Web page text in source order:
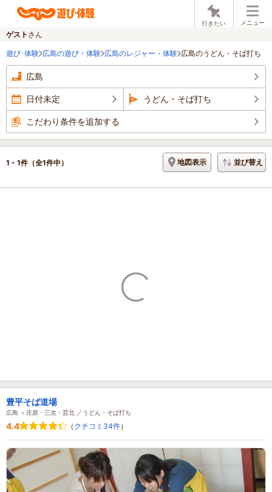
行きたい メニュー
ゲスト さん
遊び･体験 広島の遊び・体験 広島のレジャー・体験 広島のうどん・そば打ち
広島
日付未定 うどん・そば打ち
こだわり条件を追加する
1 - 1件（全1件中） 地図表示 並び替え
豊平そば道場
広島 ＞庄原・三次・芸北 ／うどん・そば打ち
4.4 （ クチコミ34件）